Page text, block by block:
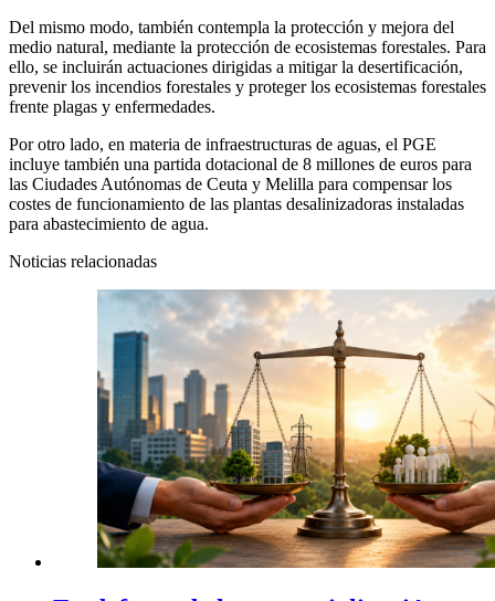
Del mismo modo, también contempla la protección y mejora del
medio natural, mediante la protección de ecosistemas forestales. Para
ello, se incluirán actuaciones dirigidas a mitigar la desertificación,
prevenir los incendios forestales y proteger los ecosistemas forestales
frente plagas y enfermedades.
Por otro lado, en materia de infraestructuras de aguas, el PGE
incluye también una partida dotacional de 8 millones de euros para
las Ciudades Autónomas de Ceuta y Melilla para compensar los
costes de funcionamiento de las plantas desalinizadoras instaladas
para abastecimiento de agua.
Noticias relacionadas